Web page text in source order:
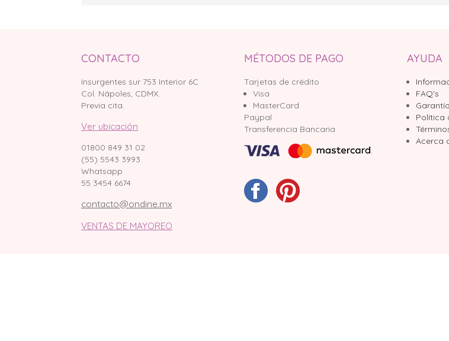
CONTACTO
Insurgentes sur 753 Interior 6C
Col. Nápoles, CDMX.
Previa cita.
Ver ubicación
01800 849 31 02
(55) 5543 3993
Whatsapp
55 3454 6674
contacto@ondine.mx
VENTAS DE MAYOREO
MÉTODOS DE PAGO
Tarjetas de crédito
Visa
MasterCard
Paypal
Transferencia Bancaria
AYUDA
FAQ's
Política
Acerca